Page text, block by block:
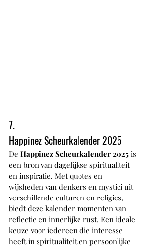
7.
Happinez Scheurkalender 2025
De Happinez Scheurkalender 2025 is
een bron van dagelijkse spiritualiteit
en inspiratie. Met quotes en
wijsheden van denkers en mystici uit
verschillende culturen en religies,
biedt deze kalender momenten van
reflectie en innerlijke rust. Een ideale
keuze voor iedereen die interesse
heeft in spiritualiteit en persoonlijke